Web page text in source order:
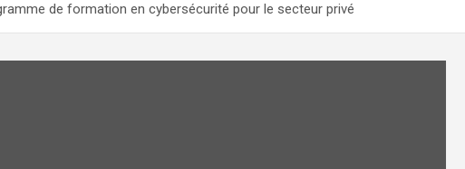
de formation en cybersécurité pour le secteur privé